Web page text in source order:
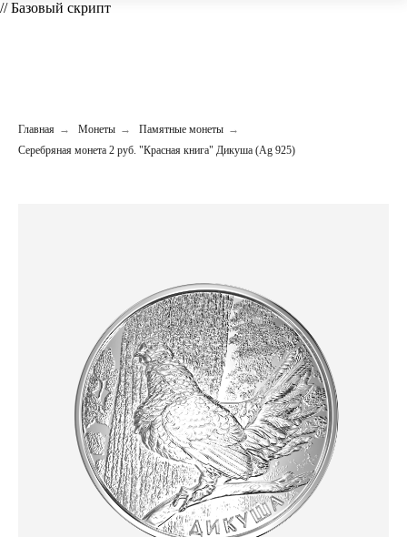
// Базовый скрипт
Главная → Монеты → Памятные монеты →
Серебряная монета 2 руб. "Красная книга" Дикуша (Ag 925)